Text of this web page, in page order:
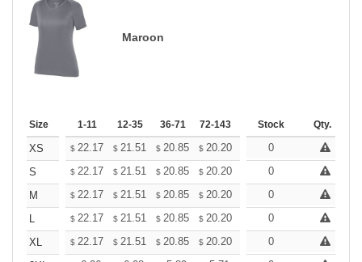
Maroon
Size 1-11 12-35 36-71 72-143 144-287 288 + More
Stock Qty.
XS $ 22.17 $ 21.51 $ 20.85 $ 20.20 19.54
0
S
$ 22.17 $ 21.51 $ 20.85 $ 20.20 19.54
0
M
$ 22.17 $ 21.51 $ 20.85 $ 20.20 19.54
0
L
$ 22.17 $ 21.51 $ 20.85 $ 20.20 19.54
0
XL
$ 22.17 $ 21.51 $ 20.85 $ 20.20 19.54
0